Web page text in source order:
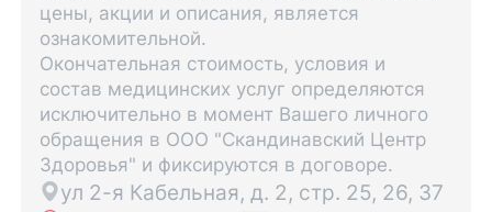
цены, акции и описания, является
ознакомительной.
Окончательная стоимость, условия и
состав медицинских услуг определяются
исключительно в момент Вашего личного
обращения в ООО "Скандинавский Центр
Здоровья" и фиксируются в договоре.
ул 2-я Кабельная, д. 2, стр. 25, 26, 37